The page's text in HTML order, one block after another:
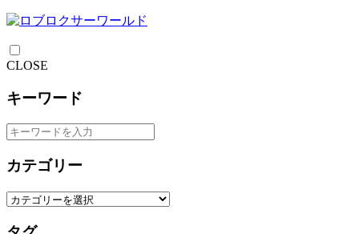
CLOSE
キーワード
カテゴリー